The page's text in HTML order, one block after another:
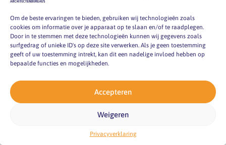
Om de beste ervaringen te bieden, gebruiken wij technologieën zoals
cookies om informatie over je apparaat op te slaan en/of te raadplegen.
Door in te stemmen met deze technologieën kunnen wij gegevens zoals
surfgedrag of unieke ID's op deze site verwerken. Als je geen toestemming
geeft of uw toestemming intrekt, kan dit een nadelige invloed hebben op
bepaalde functies en mogelijkheden.
Accepteren
Weigeren
Privacyverklaring
niet
alleen
noemt